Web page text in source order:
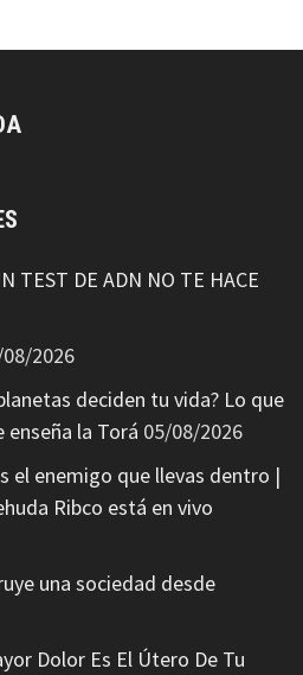
TEST DE ADN NO TE HACE
2026
deciden tu vida? Lo que
la Torá 05/08/2026
el enemigo que llevas dentro |
Ribco está en vivo
una sociedad desde
Dolor Es El Útero De Tu